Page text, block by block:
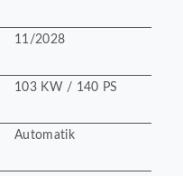
11/2028
103 KW / 140 PS
Automatik